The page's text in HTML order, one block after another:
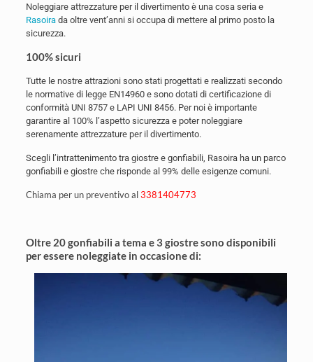
Noleggiare attrezzature per il divertimento è una cosa seria e
Rasoirada oltre vent’anni si occupa di mettere al primo posto la
sicurezza.
100% sicuri
Tutte le nostre attrazioni sono stati progettati e realizzati secondo
le normative di legge EN14960 e sono dotati di certificazione di
conformità UNI 8757 e LAPI UNI 8456. Per noi è importante
garantire al 100% l’aspetto sicurezza e poter noleggiare
serenamente attrezzature per il divertimento.
Scegli l’intrattenimento tra giostre e gonfiabili, Rasoira ha un parco
gonfiabili e giostre che risponde al 99% delle esigenze comuni.
Chiama per un preventivo al3381404773
Oltre 20 gonfiabili a tema e 3 giostre sono disponibili
per essere noleggiate in occasione di: